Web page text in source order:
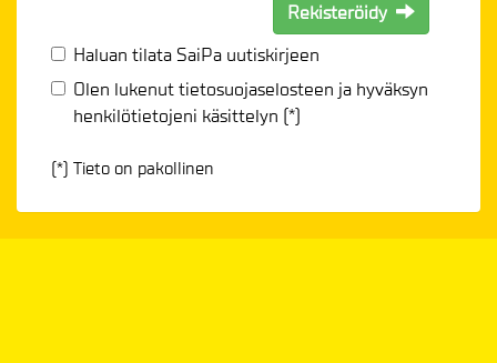
Rekisteröidy
Haluan tilata SaiPa uutiskirjeen
Olen lukenuttietosuojaselosteen ja hyväksyn
henkilötietojeni käsittelyn (*)
(*) Tieto on pakollinen